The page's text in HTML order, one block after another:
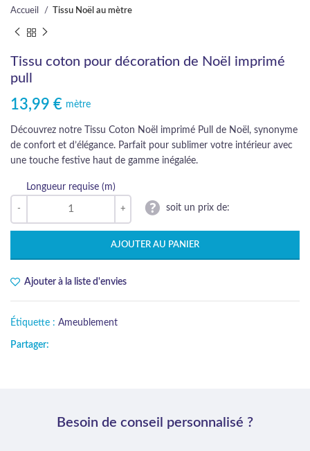
Accueil Tissu Noël au mètre
Tissu coton pour décoration de Noël imprimé
pull
13,99 € mètre
Découvrez notre Tissu Coton Noël imprimé Pull de Noël, synonyme
de confort et d’élégance. Parfait pour sublimer votre intérieur avec
une touche festive haut de gamme inégalée.
Longueur requise (m)
soit un prix de:
AJOUTER AU PANIER
Ajouter à la liste d'envies
Étiquette : Ameublement
Partager:
Besoin de conseil personnalisé ?